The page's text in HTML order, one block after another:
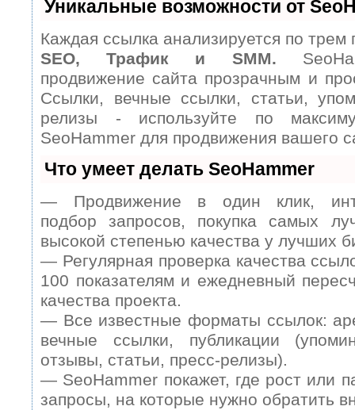
Уникальные возможности от
Каждая ссылка анализируется по трем
SEO, Трафик и SMM.
продвижение сайта прозрачным и
Ссылки, вечные ссылки, статьи,
релизы - используйте по
SeoHammer для продвижения вашего
Что умеет делать SeoHammer
— Продвижение в один клик,
подбор запросов, покупка самых
высокой степенью качества у лучших
— Регулярная проверка качества
100 показателям и ежедневный
качества проекта.
— Все известные форматы ссылок:
вечные ссылки, публикации
отзывы, статьи, пресс-релизы).
— SeoHammer покажет, где рост или
запросы, на которые нужно обратить